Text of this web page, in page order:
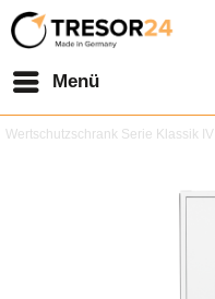
Menü
Wertschutzschrank Serie Klassik IV